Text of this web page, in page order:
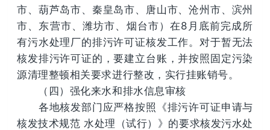
市、葫芦岛市、秦皇岛市、唐山市、沧州市、滨州
市、东营市、潍坊市、烟台市）在8月底前完成所
有污水处理厂的排污许可证核发工作。对于暂无法
核发排污许可证的，要建立台账，并按照固定污染
源清理整顿相关要求进行整改，实行挂账销号。
（四）强化来水和排水信息审核
各地核发部门应严格按照《排污许可证申请与
核发技术规范 水处理（试行）》的要求核发污水处